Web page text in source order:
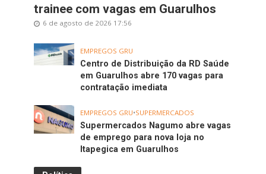
trainee com vagas em Guarulhos
6 de agosto de 2026 17:56
EMPREGOS GRU
Centro de Distribuição da RD Saúde
em Guarulhos abre 170 vagas para
contratação imediata
EMPREGOS GRU•SUPERMERCADOS
Supermercados Nagumo abre vagas
de emprego para nova loja no
Itapegica em Guarulhos